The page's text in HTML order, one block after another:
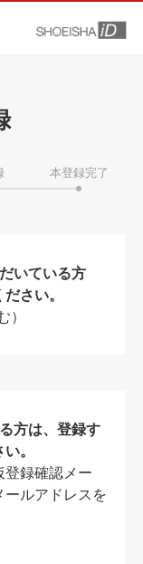
本登録完了
いている方
さい。
方は、登録す
。
録確認メー
ルアドレスを